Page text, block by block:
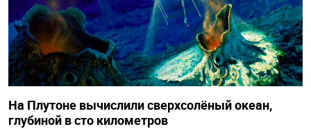
На Плутоне вычислили сверхсолёный океан,
глубиной в сто километров